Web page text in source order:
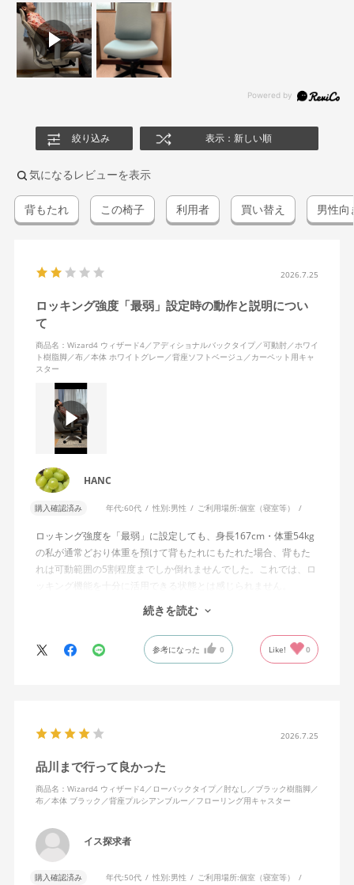
絞り込み 表示：新しい順
気になるレビューを表示
背もたれ この椅子 利用者 買い替え 男性向
2026.7.25
ロッキング強度「最弱」設定時の動作と説明につい
て
商品名：Wizard4 ウィザード4／アディショナルバックタイプ／可動肘／ホワイ
ト樹脂脚／布／本体 ホワイトグレー／背座ソフトベージュ／カーペット用キャ
スター
HANC
購入確認済み 年代:60代 性別:男性 ご利用場所:個室（寝室等）
ロッキング強度を「最弱」に設定しても、身長167cm・体重54kg
の私が通常どおり体重を預けて背もたれにもたれた場合、背もた
れは可動範囲の5割程度までしか倒れませんでした。これでは、ロ
ッキング機能を十分に活用できる状態とは感じられません。
私は勤務先で約11年間、同シリーズのWizard2を使用していま
す。Wizard2にもロッキング強度調整機能が備わっており、最弱に
設定した場合は、通常どおり体重を預けることで背もたれは可動
含めれば私より体重の軽い利用者は数多くいると思われるため、
あれば、ロッキング機能としてどのような使用感を想定している
のか疑問に感じています。
角度でもバランスをとりやすい反力特性に自動調整する機能」と
説明されています。しかし、この機能と、最弱設定でも背もたれ
続きを読む
参考になった 0 Like! 0
2026.7.25
品川まで行って良かった
商品名：Wizard4 ウィザード4／ローバックタイプ／肘なし／ブラック樹脂脚／
布／本体 ブラック／背座プルシアンブルー／フローリング用キャスター
イス探求者
購入確認済み 年代:50代 性別:男性 ご利用場所:個室（寝室等）